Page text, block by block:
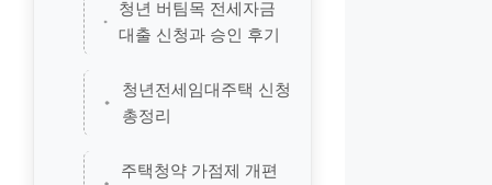
청년 버팀목 전세자금
대출 신청과 승인 후기
청년전세임대주택 신청
총정리
주택청약 가점제 개편